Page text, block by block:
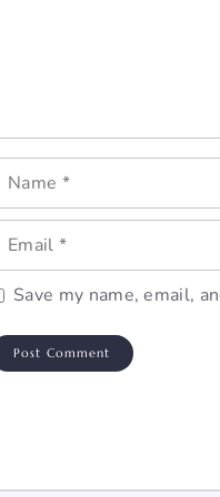
Name
Email
Save my name, email,